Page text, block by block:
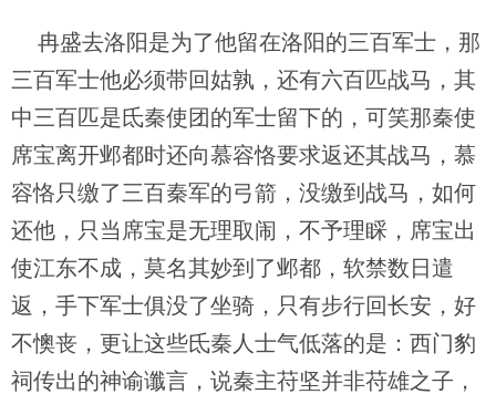
冉盛去洛阳是为了他留在洛阳的三百军士，那
三百军士他必须带回姑孰，还有六百匹战马，其
中三百匹是氐秦使团的军士留下的，可笑那秦使
席宝离开邺都时还向慕容恪要求返还其战马，慕
容恪只缴了三百秦军的弓箭，没缴到战马，如何
还他，只当席宝是无理取闹，不予理睬，席宝出
使江东不成，莫名其妙到了邺都，软禁数日遣
返，手下军士俱没了坐骑，只有步行回长安，好
不懊丧，更让这些氐秦人士气低落的是：西门豹
祠传出的神谕谶言，说秦主苻坚并非苻雄之子，